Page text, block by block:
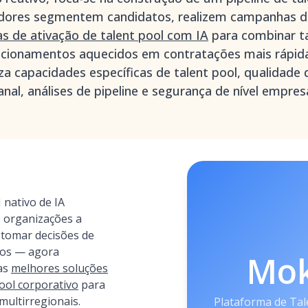
segmentem candidatos, realizem campanhas
de ativação de talent pool com IA para combinar
aquecidos em contratações mais
capacidades específicas de talent pool, qualidade
análises de pipeline e segurança de nível
nativo de IA
a
decisões de
— agora
melhores soluções
corporativo para
Plataforma de